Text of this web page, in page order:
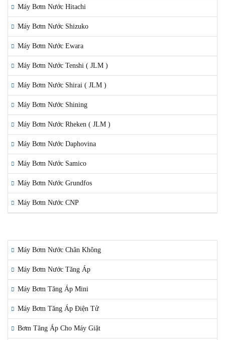
Máy Bơm Nước Hitachi
Máy Bơm Nước Shizuko
Máy Bơm Nước Ewara
Máy Bơm Nước Tenshi ( JLM )
Máy Bơm Nước Shirai ( JLM )
Máy Bơm Nước Shining
Máy Bơm Nước Rheken ( JLM )
Máy Bơm Nước Daphovina
Máy Bơm Nước Samico
Máy Bơm Nước Grundfos
Máy Bơm Nước CNP
Máy Bơm Nước Chân Không
Máy Bơm Nước Tăng Áp
Máy Bơm Tăng Áp Mini
Máy Bơm Tăng Áp Điện Tử
Bơm Tăng Áp Cho Máy Giặt